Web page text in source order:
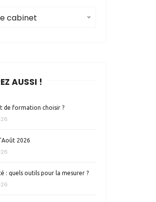
cabinet
AUSSI !
de formation choisir ?
2026
: quels outils pour la mesurer ?